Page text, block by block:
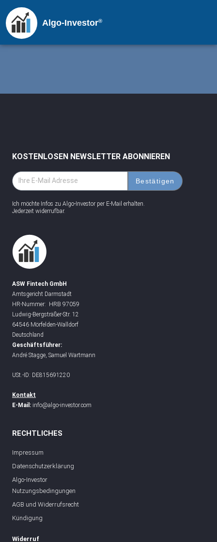
Algo-Investor®
KOSTENLOSEN NEWSLETTER ABONNIEREN
Bestätigen
Ich möchte Infos zu Algo-Investor per E-Mail erhalten.
Jederzeit widerrufbar.
ASW Fintech GmbH
Amtsgericht Darmstadt
HR-Nummer: HRB 97059
Ludwig-Bergsträßer-Str. 12
64546 Mörfelden-Walldorf
Deutschland
Geschäftsführer:
André Stagge, Samuel Wartmann
USt.-ID: DE815691220
Kontakt
E-Mail: info@algo-investor.com
RECHTLICHES
Impressum
Datenschutzerklärung
Algo-Investor
Nutzungsbedingungen
AGB und Widerrufsrecht
Kündigung
Widerruf